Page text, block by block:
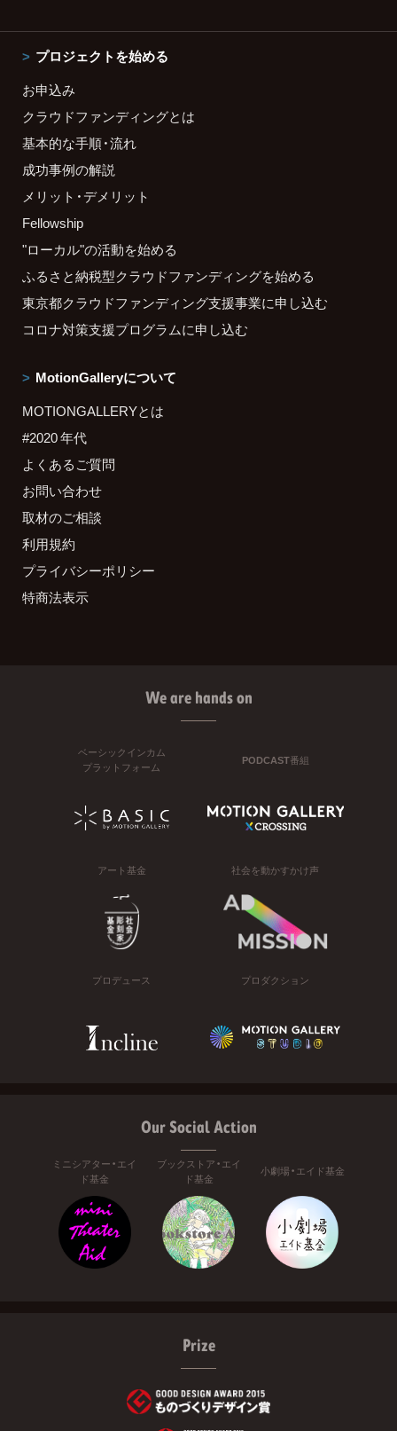
プロジェクトを始める
お申込み
クラウドファンディングとは
基本的な手順・流れ
成功事例の解説
メリット・デメリット
Fellowship
"ローカル"の活動を始める
ふるさと納税型クラウドファンディングを始める
東京都クラウドファンディング支援事業に申し込む
コロナ対策支援プログラムに申し込む
MotionGalleryについて
MOTIONGALLERYとは
#2020 年代
よくあるご質問
お問い合わせ
取材のご相談
利用規約
プライバシーポリシー
特商法表示
We are hands on
ベーシックインカム
プラットフォーム
PODCAST番組
アート基金 社会を動かすかけ声
プロデュース プロダクション
Our Social Action
ミニシアター・エイ
ド基金
ブックストア・エイ
ド基金
小劇場・エイド基金
Prize